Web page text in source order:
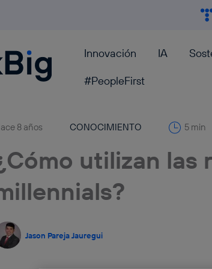
Innovación IA
#PeopleFirst
8 años CONOCIMIENTO 5 min
utilizan las
Jason Pareja Jauregui